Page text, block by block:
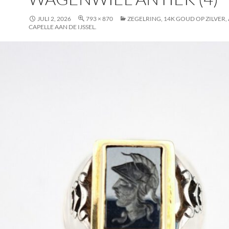
JULI 2, 2026 793 × 870
ZEGELRING, 14K GOUD OP ZILVER,
CAPELLE AAN DE IJSSEL.